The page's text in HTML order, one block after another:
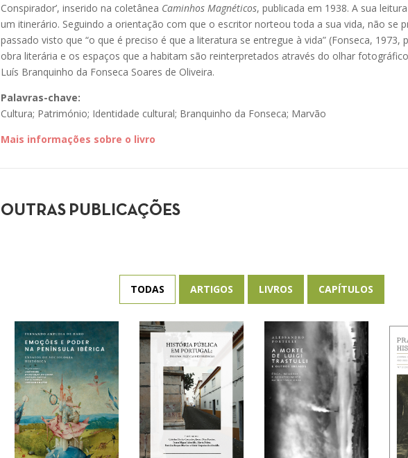
Conspirador’, inserido na coletânea Caminhos Magnéticos, publicada em 1938. A sua
um itinerário. Seguindo a orientação com que o escritor norteou toda a sua vida, não se
passado visto que “o que é preciso é que a literatura se entregue à vida” (Fonseca, 1973,
obra literária e os espaços que a habitam são reinterpretados através do olhar
Luís Branquinho da Fonseca Soares de Oliveira.
Palavras-chave:
Cultura; Património; Identidade cultural; Branquinho da Fonseca; Marvão
Mais informações sobre o livro
OUTRAS PUBLICAÇÕES
TODAS ARTIGOS LIVROS CAPÍTULOS